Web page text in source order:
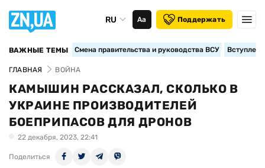
RU Аа Поддержать
ВАЖНЫЕ ТЕМЫ Смена правительства и руководства ВСУ
ГЛАВНАЯ ВОЙНА
КАМЫШИН РАССКАЗАЛ, СКОЛЬКО В
УКРАИНЕ ПРОИЗВОДИТЕЛЕЙ
БОЕПРИПАСОВ ДЛЯ ДРОНОВ
22 декабря, 2023, 22:41
Поделиться